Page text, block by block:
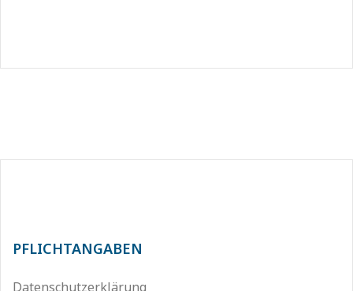
PFLICHTANGABEN
Datenschutzerklärung